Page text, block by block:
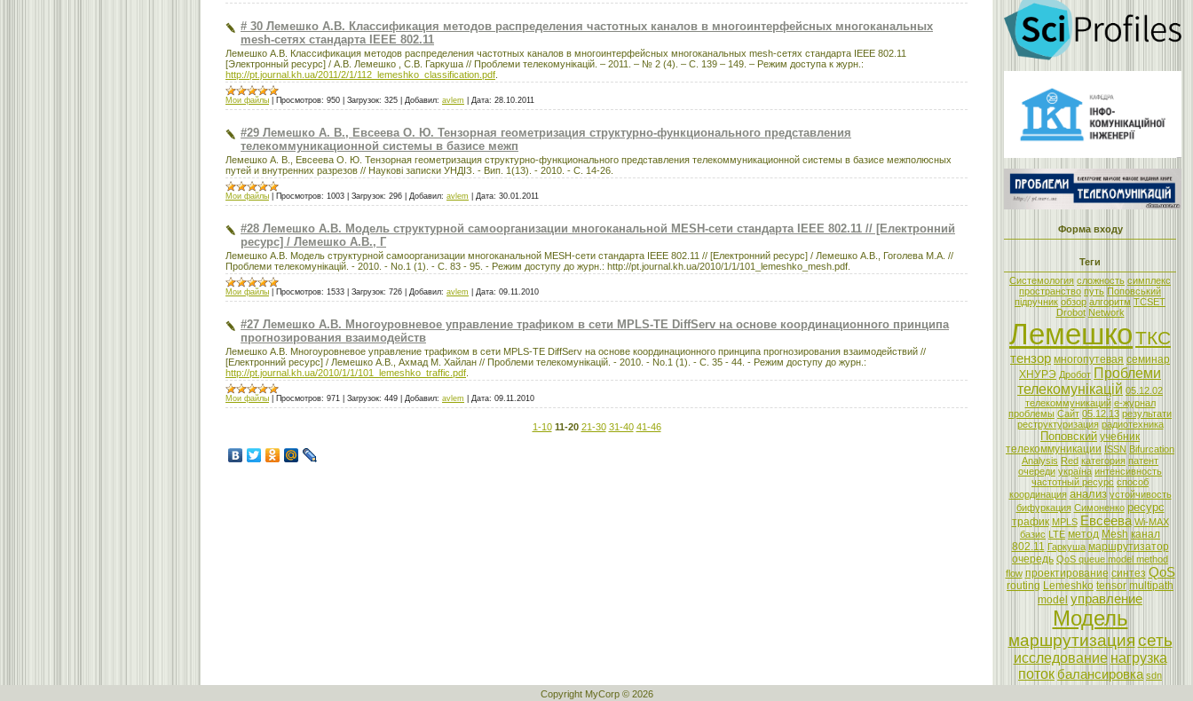
# 30 Лемешко А.В. Классификация методов распределения частотных каналов в многоинтерфейсных многоканальных
mesh-сетях стандарта IEEE 802.11
Лемешко А.В. Классификация методов распределения частотных каналов в многоинтерфейсных многоканальных mesh-сетях стандарта IEEE 802.11
[Электронный ресурс] / А.В. Лемешко , С.В. Гаркуша // Проблеми телекомунікацій. – 2011. – № 2 (4). – С. 139 – 149. – Режим доступа к журн.:
http://pt.journal.kh.ua/2011/2/1/112_lemeshko_classification.pdf
Мои файлы Просмотров: 950 Загрузок: 325 Добавил: avlem Дата: 28.10.2011
#29 Лемешко А. В., Евсеева О. Ю. Тензорная геометризация структурно-функционального представления
телекоммуникационной системы в базисе межп
Лемешко А. В., Евсеева О. Ю. Тензорная геометризация структурно-функционального представления телекоммуникационной системы в базисе межполюсных
путей и внутренних разрезов // Наукові записки УНДІЗ. - Вип. 1(13). - 2010. - С. 14-26.
Мои файлы Просмотров: 1003 Загрузок: 296 Добавил: avlem Дата: 30.01.2011
#28 Лемешко А.В. Модель структурной самоорганизации многоканальной MESH-сети стандарта IEEE 802.11 // [Електронний
ресурс] / Лемешко А.В., Г
Лемешко А.В. Модель структурной самоорганизации многоканальной MESH-сети стандарта IEEE 802.11 // [Електронний ресурс] / Лемешко А.В., Гоголева М.А. //
Проблеми телекомунікацій. - 2010. - No.1 (1). - C. 83 - 95. - Режим доступу до журн.: http://pt.journal.kh.ua/2010/1/1/101_lemeshko_mesh.pdf.
Мои файлы Просмотров: 1533 Загрузок: 726 Добавил: avlem Дата: 09.11.2010
#27 Лемешко А.В. Многоуровневое управление трафиком в сети MPLS-TE DiffServ на основе координационного принципа
прогнозирования взаимодейств
Лемешко А.В. Многоуровневое управление трафиком в сети MPLS-TE DiffServ на основе координационного принципа прогнозирования взаимодействий //
[Електронний ресурс] / Лемешко А.В., Ахмад М. Хайлан // Проблеми телекомунікацій. - 2010. - No.1 (1). - C. 35 - 44. - Режим доступу до журн.:
http://pt.journal.kh.ua/2010/1/1/101_lemeshko_traffic.pdf
Мои файлы Просмотров: 971 Загрузок: 449 Добавил: avlem Дата: 09.11.2010
1-10 11-20 21-30 31-40 41-46
Форма входу
Теги
Системология сложность симплекс
пространство путь Поповський
підручник обзор алгоритм TCSET
Drobot Network
ЛемешкоТКС
тензор многопутевая семинар
ХНУРЭ Дробот Проблеми
телекомунікацій 05.12.02
телекоммуникаций е-журнал
проблемы Сайт 05.12.13 результати
реструктуризация радиотехника
Поповский учебник
телекоммуникации ISSN Bifurcation
Analysis Red категория патент
очереди україна интенсивность
частотный ресурс способ
координация анализ устойчивость
бифуркация Симоненко ресурс
трафик MPLS Евсеева Wi-MAX
базис LTE метод Mesh канал
802.11 Гаркуша маршрутизатор
очередь QoS queue model method
flow проектирование синтез QoS
routing Lemeshko tensor multipath
model управление
Модель
маршрутизациясеть
исследование нагрузка
потокбалансировка sdn
Copyright MyCorp © 2026